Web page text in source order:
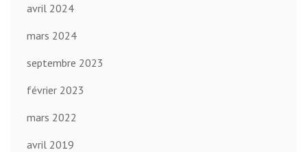
avril 2024
mars 2024
septembre 2023
février 2023
mars 2022
avril 2019